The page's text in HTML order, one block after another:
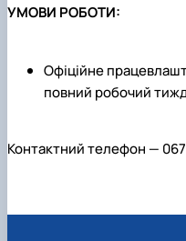
УМОВИ РОБОТИ:
Офіційне
повний робочий
Контактний телефон —